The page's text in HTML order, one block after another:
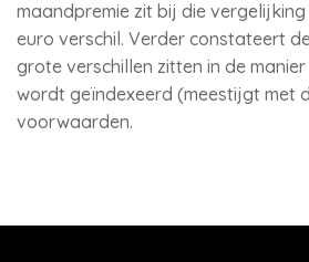
maandpremie zit bij die
euro verschil. Verder constateert
grote verschillen zitten in de
wordt geïndexeerd (meestijgt met
voorwaarden.